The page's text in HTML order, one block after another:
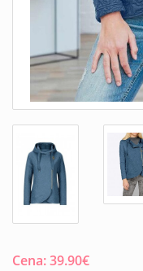
Cena:39.90€